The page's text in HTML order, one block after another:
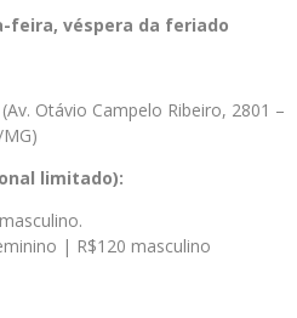
feira, véspera da feriado
Otávio Campelo Ribeiro, 2801 –
limitado):
| R$120 masculino